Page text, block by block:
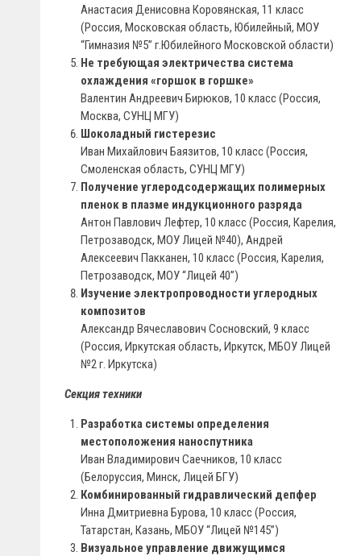
Анастасия Денисовна Коровянская, 11 класс
(Россия, Московская область, Юбилейный, МОУ
“Гимназия №5” г.Юбилейного Московской области)
Не требующая электричества система
охлаждения «горшок в горшке»
Валентин Андреевич Бирюков, 10 класс (Россия,
Москва, СУНЦ МГУ)
Шоколадный гистерезис
Иван Михайлович Баязитов, 10 класс (Россия,
Смоленская область, СУНЦ МГУ)
Получение углеродсодержащих полимерных
пленок в плазме индукционного разряда
Антон Павлович Лефтер, 10 класс (Россия, Карелия,
Петрозаводск, МОУ Лицей №40), Андрей
Алексеевич Пакканен, 10 класс (Россия, Карелия,
Петрозаводск, МОУ “Лицей 40”)
Изучение электропроводности углеродных
композитов
Александр Вячеславович Сосновский, 9 класс
(Россия, Иркутская область, Иркутск, МБОУ Лицей
№2 г. Иркутска)
Секция техники
Разработка системы определения
местоположения наноспутника
Иван Владимирович Саечников, 10 класс
(Белоруссия, Минск, Лицей БГУ)
Комбинированный гидравлический депфер
Инна Дмитриевна Бурова, 10 класс (Россия,
Татарстан, Казань, МБОУ “Лицей №145”)
Визуальное управление движущимся